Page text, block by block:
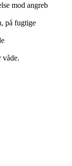
mod angreb
på fugtige
våde.